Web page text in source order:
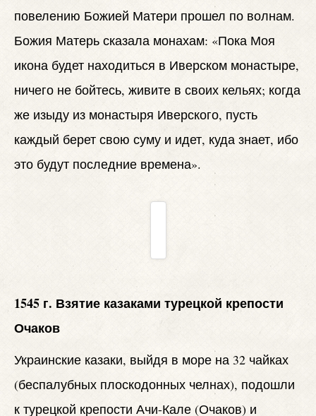
повелению Божией Матери прошел по волнам.
Божия Матерь сказала монахам: «Пока Моя
икона будет находиться в Иверском монастыре,
ничего не бойтесь, живите в своих кельях; когда
же изыду из монастыря Иверского, пусть
каждый берет свою суму и идет, куда знает, ибо
это будут последние времена».
1545 г. Взятие казаками турецкой крепости
Очаков
Украинские казаки, выйдя в море на 32 чайках
(беспалубных плоскодонных челнах), подошли
к турецкой крепости Ачи-Кале (Очаков) и